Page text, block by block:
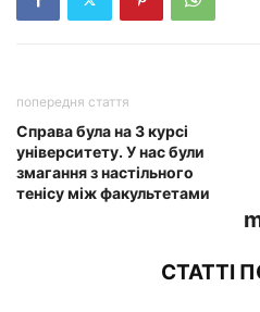
попередня стаття
Справа була на 3 курсі
університету. У нас були
змагання з настільного
тенісу між факультетами
СТАТТІ